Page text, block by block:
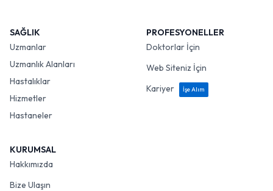
SAĞLIK
Uzmanlar
Uzmanlık Alanları
Hastalıklar
Hizmetler
Hastaneler
PROFESYONELLER
Doktorlar İçin
Web Siteniz İçin
Kariyer
İşe Alım
KURUMSAL
Hakkımızda
Bize Ulaşın